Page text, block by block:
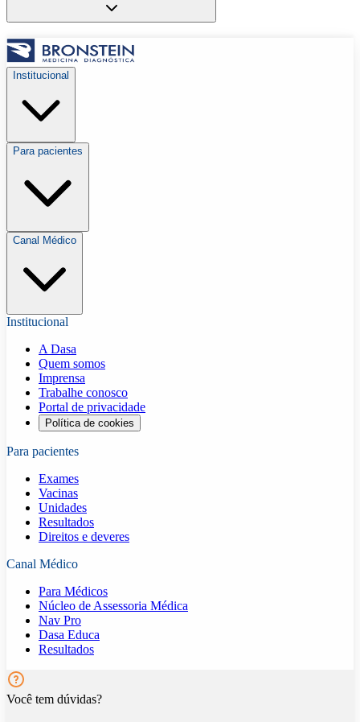
Institucional
Para pacientes
Canal Médico
Institucional
A Dasa
Quem somos
Imprensa
Trabalhe conosco
Portal de privacidade
Política de cookies
Para pacientes
Exames
Vacinas
Unidades
Resultados
Direitos e deveres
Canal Médico
Para Médicos
Núcleo de Assessoria Médica
Nav Pro
Dasa Educa
Resultados
Você tem dúvidas?